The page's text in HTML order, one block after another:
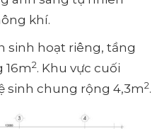
khí.
sinh hoạt riêng, tầng
16m2. Khu vực cuối
sinh chung rộng 4,3m2.